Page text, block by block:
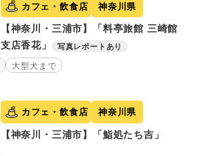
カフェ・飲食店 神奈川県
【神奈川・三浦市】「料亭旅館 三崎館
支店香花」
写真レポートあり
大型犬まで
カフェ・飲食店 神奈川県
【神奈川・三浦市】「鮨処たち吉」